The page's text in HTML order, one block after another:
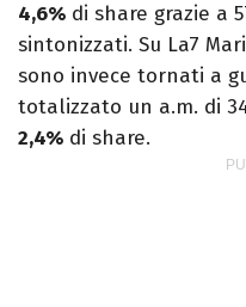
4,6% di share grazie a
sintonizzati. Su La7
sono invece tornati a
totalizzato un a.m. di
2,4% di share.